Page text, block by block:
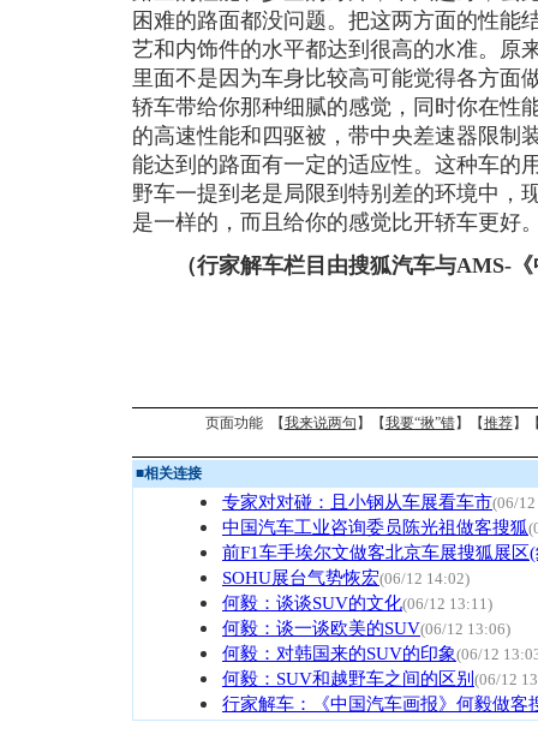
困难的路面都没问题。把这两方面的性能
艺和内饰件的水平都达到很高的水准。原
里面不是因为车身比较高可能觉得各方面
轿车带给你那种细腻的感觉，同时你在性
的高速性能和四驱被，带中央差速器限制
能达到的路面有一定的适应性。这种车的
野车一提到老是局限到特别差的环境中，
是一样的，而且给你的感觉比开轿车更好
（行家解车栏目由搜狐汽车与AMS-
页面功能 【我来说两句 】【我要“揪”错】【推荐】
■相关连接
专家对对碰：且小钢从车展看车市(06/
中国汽车工业咨询委员陈光祖做客搜狐
前F1车手埃尔文做客北京车展搜狐展区
SOHU展台气势恢宏(06/12 14:02)
何毅：谈谈SUV的文化(06/12 13:11)
何毅：谈一谈欧美的SUV(06/12 13:06)
何毅：对韩国来的SUV的印象(06/12
何毅：SUV和越野车之间的区别 (06/12
行家解车：《中国汽车画报》何毅做客